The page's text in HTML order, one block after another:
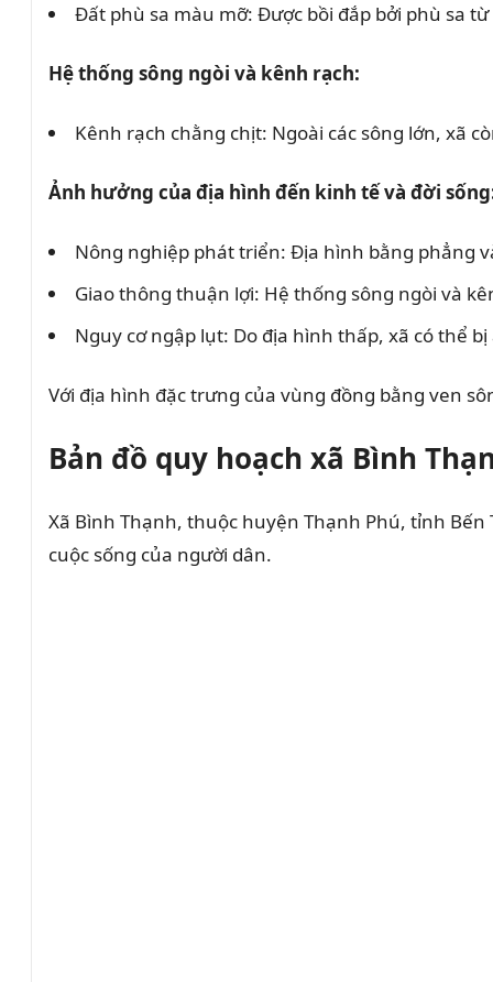
Đất phù sa màu mỡ: Được bồi đắp bởi phù sa
Hệ thống sông ngòi và kênh rạch:
Kênh rạch chằng chịt: Ngoài các sông lớn, xã
Ảnh hưởng của địa hình đến kinh tế và đời
Nông nghiệp phát triển: Địa hình bằng phẳng
Giao thông thuận lợi: Hệ thống sông ngòi và
Nguy cơ ngập lụt: Do địa hình thấp, xã có thể
Với địa hình đặc trưng của vùng đồng bằng ven
Bản đồ quy hoạch xã Bình
Xã Bình Thạnh, thuộc huyện Thạnh Phú, tỉnh
cuộc sống của người dân.